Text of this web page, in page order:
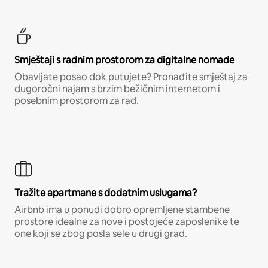
Smještaji s radnim prostorom za digitalne nomade
Obavljate posao dok putujete? Pronađite smještaj za
dugoročni najam s brzim bežičnim internetom i
posebnim prostorom za rad.
Tražite apartmane s dodatnim uslugama?
Airbnb ima u ponudi dobro opremljene stambene
prostore idealne za nove i postojeće zaposlenike te
one koji se zbog posla sele u drugi grad.